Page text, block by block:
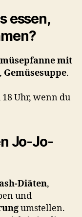
essen,
mit
, Gemüsesuppe.
Uhr, wenn du
Jo-Jo-
Diäten,
und
umstellen.